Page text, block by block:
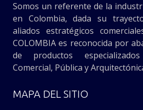
Somos un referente de la
en Colombia, dada su
aliados estratégicos
COLOMBIA es reconocida por
de productos
Comercial, Pública y
MAPA DEL SITIO